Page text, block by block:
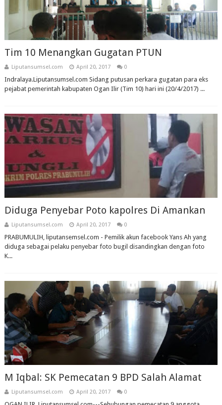
Tim 10 Menangkan Gugatan PTUN
Liputansumsel.com April 20, 2017 0
Indralaya.Liputansumsel.com Sidang putusan perkara gugatan para eks
pejabat pemerintah kabupaten Ogan Ilir (Tim 10) hari ini (20/4/2017) ...
Diduga Penyebar Poto kapolres Di Amankan
Liputansumsel.com April 20, 2017 0
PRABUMULIH, liputansemsel.com - Pemilik akun facebook Yans Ah yang
diduga sebagai pelaku penyebar foto bugil disandingkan dengan foto
K...
M Iqbal: SK Pemecatan 9 BPD Salah Alamat
Liputansumsel.com April 20, 2017 0